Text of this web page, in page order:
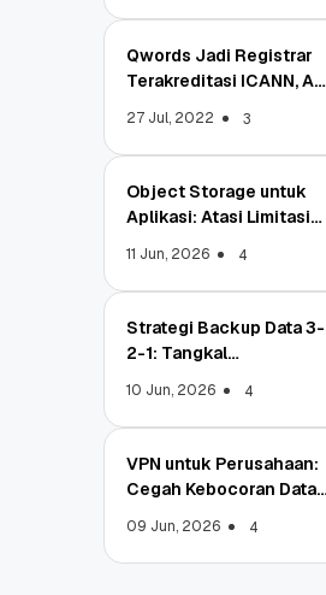
Qwords Jadi Registrar
Terakreditasi ICANN, Apa
27 Jul, 2022 3
Object Storage untuk
Aplikasi: Atasi Limitasi
11 Jun, 2026 4
Strategi Backup Data 3-
2-1: Tangkal
10 Jun, 2026 4
VPN untuk Perusahaan:
Cegah Kebocoran Data
09 Jun, 2026 4